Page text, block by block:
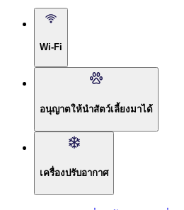
Wi-Fi
อนุญาตให้นำสัตว์เลี้ยงมาได้
เครื่องปรับอากาศ